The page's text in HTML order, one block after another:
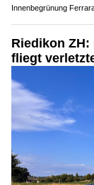
Innenbegrünung
Riedikon
fliegt